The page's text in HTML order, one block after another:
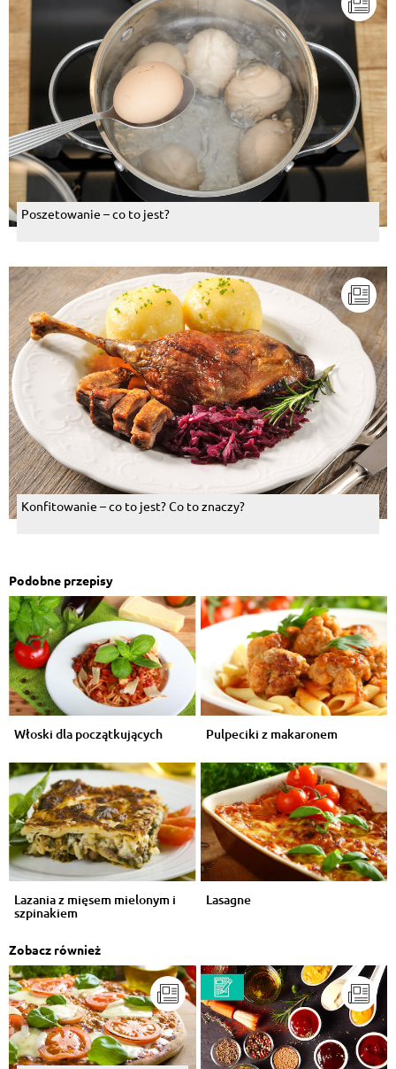
Poszetowanie – co to jest?
Konfitowanie – co to jest? Co to znaczy?
Podobne przepisy
Włoski dla początkujących Pulpeciki z makaronem
Lazania z mięsem mielonym i
szpinakiem
Lasagne
Zobacz również